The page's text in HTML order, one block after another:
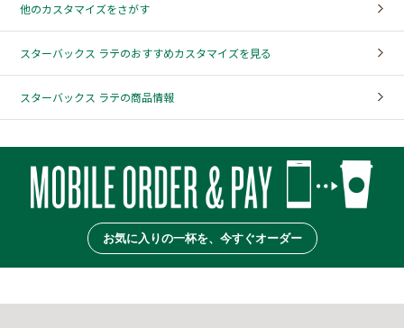
他のカスタマイズをさがす
スターバックス ラテのおすすめカスタマイズを見る
スターバックス ラテの商品情報
お気に入りの一杯を、今すぐオーダー